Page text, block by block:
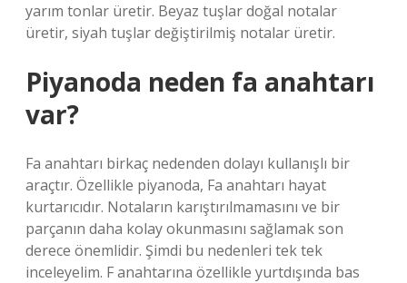
yarım tonlar üretir. Beyaz tuşlar doğal notalar
üretir, siyah tuşlar değiştirilmiş notalar üretir.
Piyanoda neden fa anahtarı
var?
Fa anahtarı birkaç nedenden dolayı kullanışlı bir
araçtır. Özellikle piyanoda, Fa anahtarı hayat
kurtarıcıdır. Notaların karıştırılmamasını ve bir
parçanın daha kolay okunmasını sağlamak son
derece önemlidir. Şimdi bu nedenleri tek tek
inceleyelim. F anahtarına özellikle yurtdışında bas